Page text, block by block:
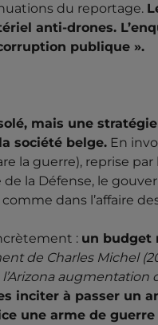
du reportage.
anti-drones.
publique ».
mais une
société belge. En
la guerre), reprise
la Défense, le
dans l’affaire
: un budget
de Charles Michel
augmentation
inciter à passer un
une arme de guerre